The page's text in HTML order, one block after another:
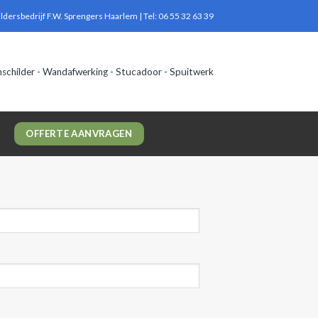
F.W. Sprengers Haarlem | Tel: 06 55 32 63 39
- Wandafwerking - Stucadoor - Spuitwerk
OFFERTE AANVRAGEN